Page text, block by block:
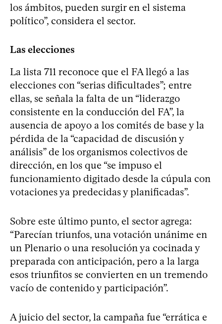
los ámbitos, pueden surgir en el sistema
político”, considera el sector.
Las elecciones
La lista 711 reconoce que el FA llegó a las
elecciones con “serias dificultades”; entre
ellas, se señala la falta de un “liderazgo
consistente en la conducción del FA”, la
ausencia de apoyo a los comités de base y la
pérdida de la “capacidad de discusión y
análisis” de los organismos colectivos de
dirección, en los que “se impuso el
funcionamiento digitado desde la cúpula con
votaciones ya predecidas y planificadas”.
Sobre este último punto, el sector agrega:
“Parecían triunfos, una votación unánime en
un Plenario o una resolución ya cocinada y
preparada con anticipación, pero a la larga
esos triunfitos se convierten en un tremendo
vacío de contenido y participación”.
A juicio del sector, la campaña fue “errática e